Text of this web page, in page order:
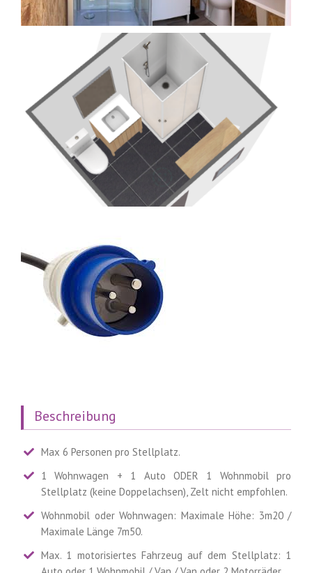
Beschreibung
Max 6 Personen pro Stellplatz.
1 Wohnwagen + 1 Auto ODER 1 Wohnmobil pro
Stellplatz (keine Doppelachsen), Zelt nicht empfohlen.
Wohnmobil oder Wohnwagen: Maximale Höhe: 3m20 /
Maximale Länge 7m50.
Max. 1 motorisiertes Fahrzeug auf dem Stellplatz: 1